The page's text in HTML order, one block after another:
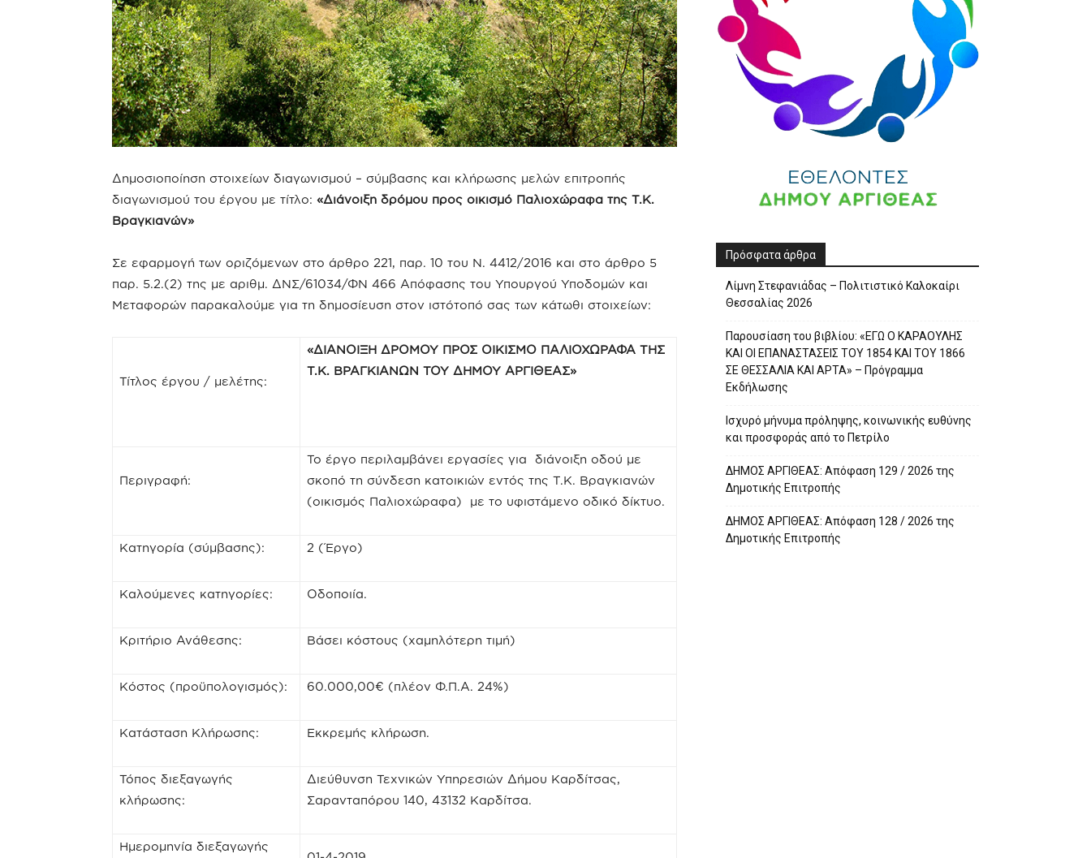
Δημοσιοποίηση στοιχείων διαγωνισμού – σύμβασης και κλήρωσης μελών επιτροπής
διαγωνισμού του έργου με τίτλο: «Διάνοιξη δρόμου προς οικισμό Παλιοχώραφα της Τ.Κ.
Βραγκιανών»
Σε εφαρμογή των οριζόμενων στο άρθρο 221, παρ. 10 του Ν. 4412/2016 και στο άρθρο 5
παρ. 5.2.(2) της με αριθμ. ΔΝΣ/61034/ΦΝ 466 Απόφασης του Υπουργού Υποδομών και
Μεταφορών παρακαλούμε για τη δημοσίευση στον ιστότοπό σας των κάτωθι στοιχείων:
Τίτλος έργου / μελέτης:
«ΔΙΑΝΟΙΞΗ ΔΡΟΜΟΥ ΠΡΟΣ ΟΙΚΙΣΜΟ ΠΑΛΙΟΧΩΡΑΦΑ ΤΗΣ
Τ.Κ. ΒΡΑΓΚΙΑΝΩΝ ΤΟΥ ΔΗΜΟΥ ΑΡΓΙΘΕΑΣ»
Περιγραφή:
Το έργο περιλαμβάνει εργασίες για διάνοιξη οδού με
σκοπό τη σύνδεση κατοικιών εντός της Τ.Κ. Βραγκιανών
(οικισμός Παλιοχώραφα) με το υφιστάμενο οδικό δίκτυο.
Κατηγορία (σύμβασης): 2 (Έργο)
Καλούμενες κατηγορίες: Oδοποιία.
Κριτήριο Ανάθεσης: Βάσει κόστους (χαμηλότερη τιμή)
Κόστος (προϋπολογισμός): 60.000,00€ (πλέον Φ.Π.Α. 24%)
Κατάσταση Κλήρωσης: Εκκρεμής κλήρωση.
Τόπος διεξαγωγής
κλήρωσης:
Διεύθυνση Τεχνικών Υπηρεσιών Δήμου Καρδίτσας,
Σαρανταπόρου 140, 43132 Καρδίτσα.
Ημερομηνία διεξαγωγής
Πρόσφατα άρθρα
Λίμνη Στεφανιάδας – Πολιτιστικό Καλοκαίρι
Θεσσαλίας 2026
Παρουσίαση του βιβλίου: «ΕΓΩ Ο ΚΑΡΑΟΥΛΗΣ
ΚΑΙ ΟΙ ΕΠΑΝΑΣΤΑΣΕΙΣ ΤΟΥ 1854 ΚΑΙ ΤΟΥ 1866
ΣΕ ΘΕΣΣΑΛΙΑ ΚΑΙ ΑΡΤΑ» – Πρόγραμμα
Εκδήλωσης
Ισχυρό μήνυμα πρόληψης, κοινωνικής ευθύνης
και προσφοράς από το Πετρίλο
ΔΗΜΟΣ ΑΡΓΙΘΕΑΣ: Απόφαση 129 / 2026 της
Δημοτικής Επιτροπής
ΔΗΜΟΣ ΑΡΓΙΘΕΑΣ: Απόφαση 128 / 2026 της
Δημοτικής Επιτροπής